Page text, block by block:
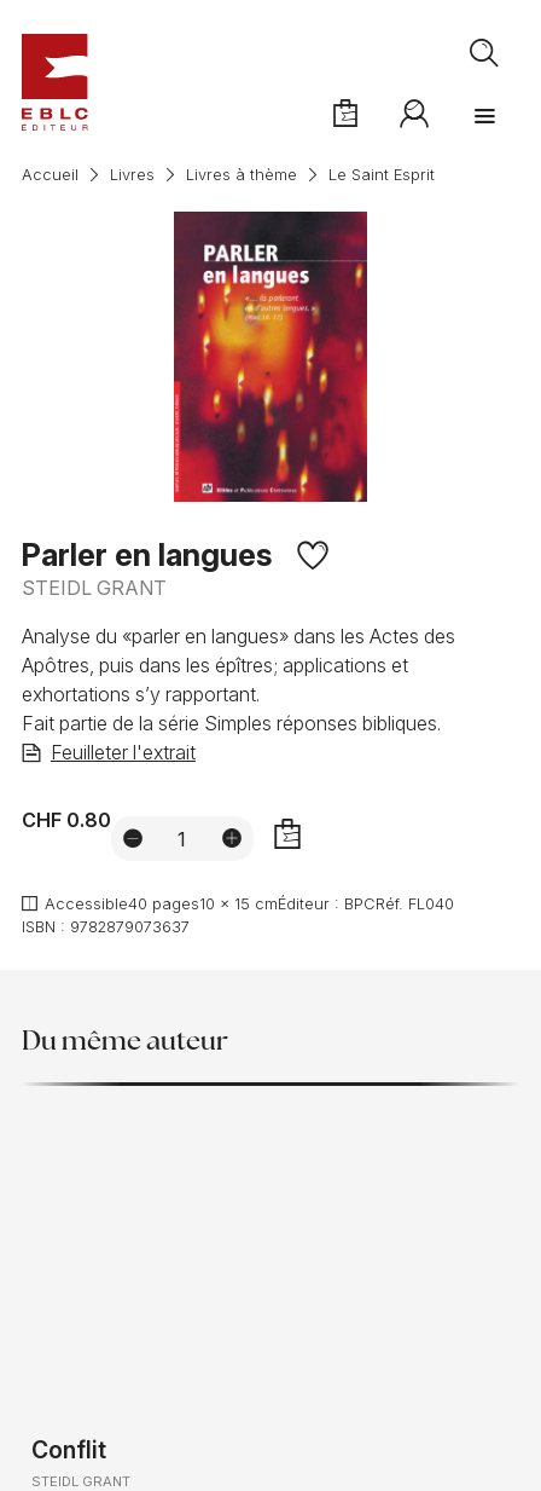
Accueil Livres Livres à thème Le Saint Esprit
Parler en langues
STEIDL GRANT
Analyse du «parler en langues» dans les Actes des
Apôtres, puis dans les épîtres; applications et
exhortations s’y rapportant.
Fait partie de la série Simples réponses bibliques.
Feuilleter l'extrait
CHF 0.80
Accessible40 pages10 x 15 cmÉditeur : BPCRéf. FL040
ISBN : 9782879073637
Du même auteur
Conflit
STEIDL GRANT